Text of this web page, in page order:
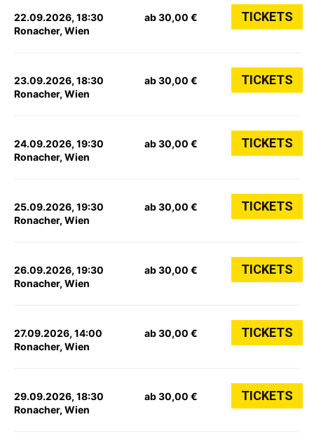
22.09.2026, 18:30
Ronacher, Wien
ab 30,00 € TICKETS
23.09.2026, 18:30
Ronacher, Wien
ab 30,00 € TICKETS
24.09.2026, 19:30
Ronacher, Wien
ab 30,00 € TICKETS
25.09.2026, 19:30
Ronacher, Wien
ab 30,00 € TICKETS
26.09.2026, 19:30
Ronacher, Wien
ab 30,00 € TICKETS
27.09.2026, 14:00
Ronacher, Wien
ab 30,00 € TICKETS
29.09.2026, 18:30
Ronacher, Wien
ab 30,00 € TICKETS